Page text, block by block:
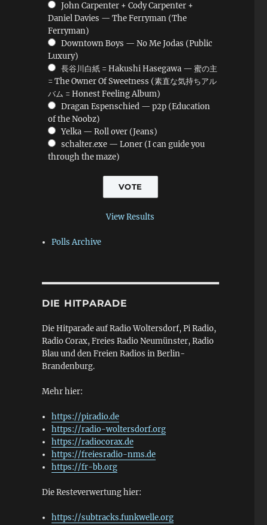
John Carpenter + Cody Carpenter +
Daniel Davies — The Ferryman (The
Ferryman)
Downtown Boys — No Me Jodas (Public
Luxury)
長谷川白紙 = Hakushi Hasegawa — 蜜の主
= The Owner Of Sweetness (素直な気持ちアル
バム = Honest Feeling Album)
Dragan Espenschied — p2p (Education
of the Noobz)
Yelka — Roll over (Jeans)
schalter.exe — Loner (I can guide you
through the maze)
View Results
Polls Archive
DIE HITPARADE
Die Hitparade auf Radio Woltersdorf, Pi Radio,
Radio Corax, Freies Radio Neumünster, Radio
Blau und den Freien Radios in Berlin-
Brandenburg.
Mehr hier:
https://piradio.de
https://radio-woltersdorf.org
https://radiocorax.de
https://freiesradio-nms.de
https://fr-bb.org
Die Resteverwertung hier:
https://subtracks.funkwelle.org